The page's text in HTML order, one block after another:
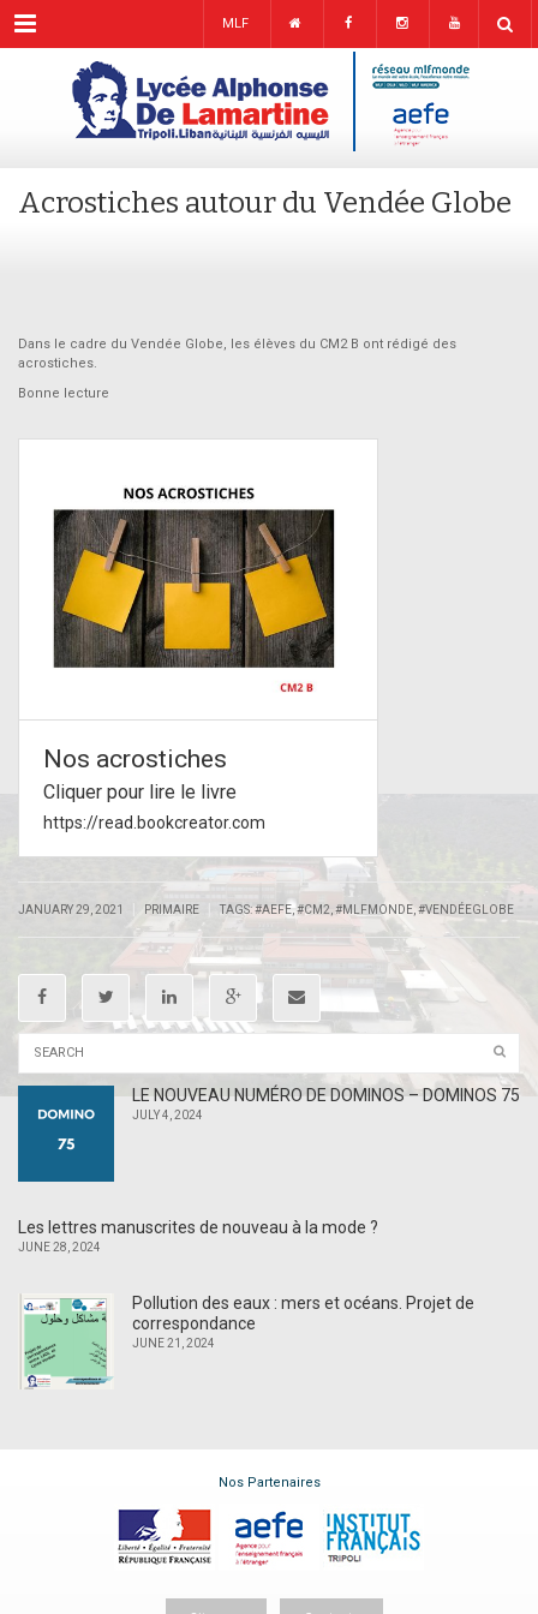
Menu MLF
Acrostiches autour du Vendée Globe
Dans le cadre du Vendée Globe, les élèves du CM2 B ont rédigé des
acrostiches.
Bonne lecture
Nos acrostiches
Cliquer pour lire le livre
https://read.bookcreator.com
JANUARY 29, 2021 PRIMAIRE TAGS:#AEFE,#CM2 #MLFMONDE #VENDÉEGLOBE
LE NOUVEAU NUMÉRO DE DOMINOS – DOMINOS 75
JULY 4, 2024
Les lettres manuscrites de nouveau à la mode ?
JUNE 28, 2024
Pollution des eaux : mers et océans. Projet de
correspondance
JUNE 21, 2024
Nos Partenaires